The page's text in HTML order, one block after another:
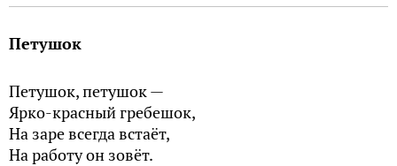
Петушок
Петушок, петушок —
Ярко-красный гребешок,
На заре всегда встаёт,
На работу он зовёт.